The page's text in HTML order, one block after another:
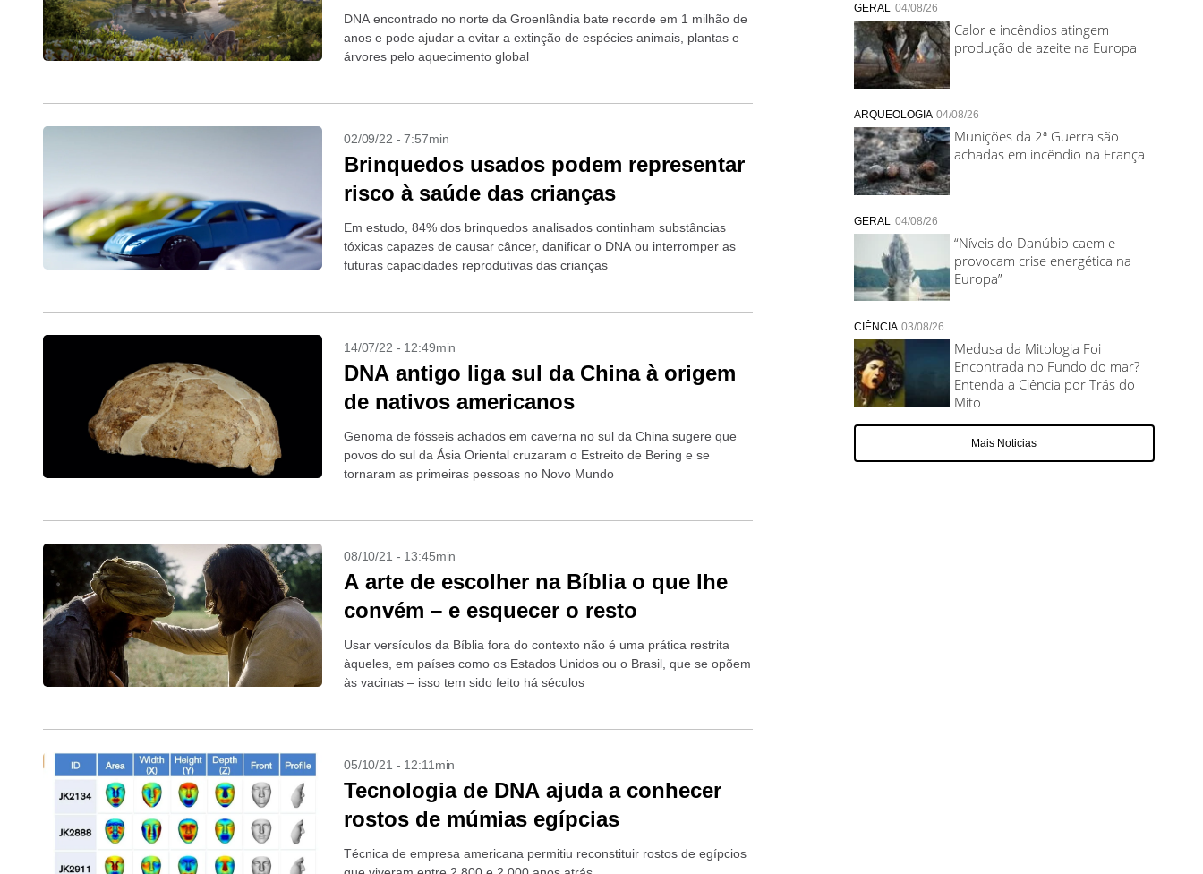
DNA encontrado no norte da Groenlândia bate recorde em 1 milhão de
anos e pode ajudar a evitar a extinção de espécies animais, plantas e
árvores pelo aquecimento global
02/09/22 - 7:57min
Brinquedos usados podem representar
risco à saúde das crianças
Em estudo, 84% dos brinquedos analisados continham substâncias
tóxicas capazes de causar câncer, danificar o DNA ou interromper as
futuras capacidades reprodutivas das crianças
14/07/22 - 12:49min
DNA antigo liga sul da China à origem
de nativos americanos
Genoma de fósseis achados em caverna no sul da China sugere que
povos do sul da Ásia Oriental cruzaram o Estreito de Bering e se
tornaram as primeiras pessoas no Novo Mundo
08/10/21 - 13:45min
A arte de escolher na Bíblia o que lhe
convém – e esquecer o resto
Usar versículos da Bíblia fora do contexto não é uma prática restrita
àqueles, em países como os Estados Unidos ou o Brasil, que se opõem
às vacinas – isso tem sido feito há séculos
05/10/21 - 12:11min
Tecnologia de DNA ajuda a conhecer
rostos de múmias egípcias
Técnica de empresa americana permitiu reconstituir rostos de egípcios
GERAL 04/08/26
Calor e incêndios atingem
produção de azeite na Europa
ARQUEOLOGIA 04/08/26
Munições da 2ª Guerra são
achadas em incêndio na França
GERAL 04/08/26
“Níveis do Danúbio caem e
provocam crise energética na
Europa”
CIÊNCIA 03/08/26
Medusa da Mitologia Foi
Encontrada no Fundo do mar?
Entenda a Ciência por Trás do
Mito
Mais Noticias